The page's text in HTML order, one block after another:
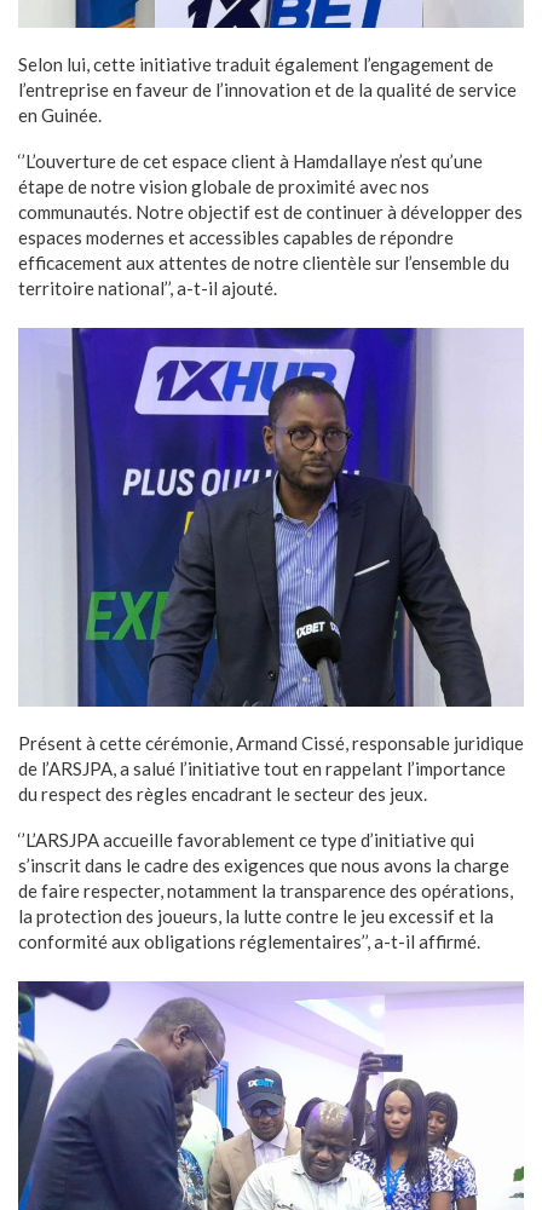
Selon lui, cette initiative traduit également l’engagement de
l’entreprise en faveur de l’innovation et de la qualité de service
en Guinée.
‘’L’ouverture de cet espace client à Hamdallaye n’est qu’une
étape de notre vision globale de proximité avec nos
communautés. Notre objectif est de continuer à développer des
espaces modernes et accessibles capables de répondre
efficacement aux attentes de notre clientèle sur l’ensemble du
territoire national’’, a-t-il ajouté.
Présent à cette cérémonie, Armand Cissé, responsable juridique
de l’ARSJPA, a salué l’initiative tout en rappelant l’importance
du respect des règles encadrant le secteur des jeux.
‘’L’ARSJPA accueille favorablement ce type d’initiative qui
s’inscrit dans le cadre des exigences que nous avons la charge
de faire respecter, notamment la transparence des opérations,
la protection des joueurs, la lutte contre le jeu excessif et la
conformité aux obligations réglementaires’’, a-t-il affirmé.